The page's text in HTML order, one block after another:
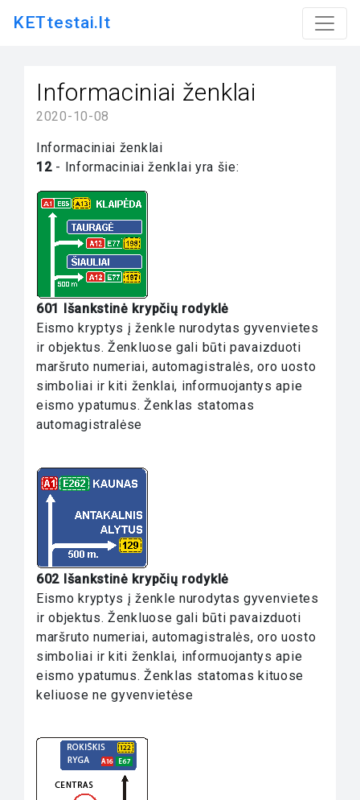
KETtestai.lt
Informaciniai ženklai
2020-10-08
Informaciniai ženklai
12- Informaciniai ženklai yra šie:
601 Išankstinė krypčių rodyklė
Eismo kryptys į ženkle nurodytas gyvenvietes
ir objektus. Ženkluose gali būti pavaizduoti
maršruto numeriai, automagistralės, oro uosto
simboliai ir kiti ženklai, informuojantys apie
eismo ypatumus. Ženklas statomas
automagistralėse
602 Išankstinė krypčių rodyklė
Eismo kryptys į ženkle nurodytas gyvenvietes
ir objektus. Ženkluose gali būti pavaizduoti
maršruto numeriai, automagistralės, oro uosto
simboliai ir kiti ženklai, informuojantys apie
eismo ypatumus. Ženklas statomas kituose
keliuose ne gyvenvietėse